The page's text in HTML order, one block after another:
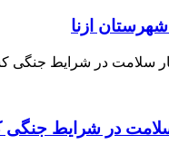
ازنا
سلامت در شرایط